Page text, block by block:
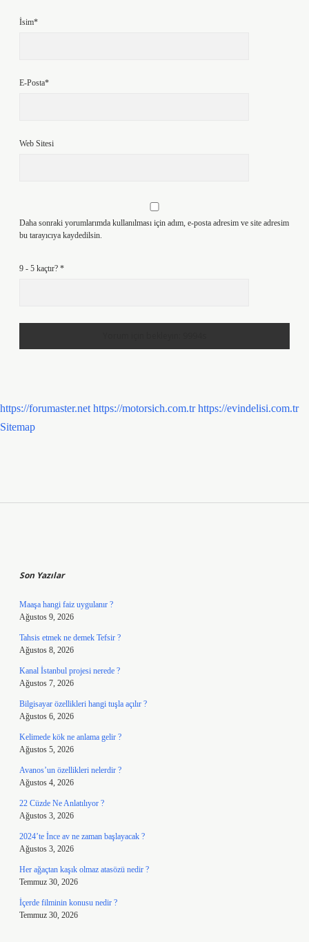
İsim*
E-Posta*
Web Sitesi
Daha sonraki yorumlarımda kullanılması için adım, e-posta adresim ve site adresim
bu tarayıcıya kaydedilsin.
9 - 5 kaçtır? *
https://forumaster.net https://motorsich.com.tr https://evindelisi.com.tr
Sitemap
Son Yazılar
Maaşa hangi faiz uygulanır ?
Ağustos 9, 2026
Tahsis etmek ne demek Tefsir ?
Ağustos 8, 2026
Kanal İstanbul projesi nerede ?
Ağustos 7, 2026
Bilgisayar özellikleri hangi tuşla açılır ?
Ağustos 6, 2026
Kelimede kök ne anlama gelir ?
Ağustos 5, 2026
Avanos’un özellikleri nelerdir ?
Ağustos 4, 2026
22 Cüzde Ne Anlatılıyor ?
Ağustos 3, 2026
2024’te İnce av ne zaman başlayacak ?
Ağustos 3, 2026
Her ağaçtan kaşık olmaz atasözü nedir ?
Temmuz 30, 2026
İçerde filminin konusu nedir ?
Temmuz 30, 2026